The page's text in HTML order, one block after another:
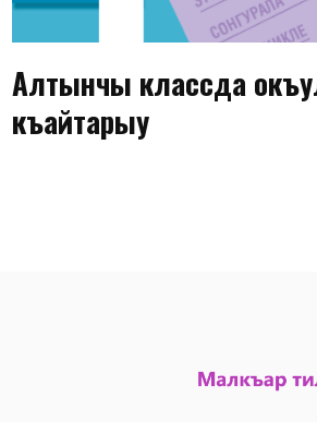
Алтынчы классда
къайтарыу